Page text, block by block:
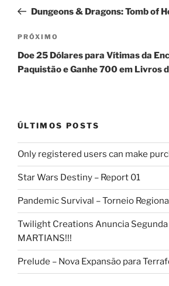
Post
anterior
Dungeons & Dragons: Tomb of
Próximo
post
PRÓXIMO
Doe 25 Dólares para Vítimas da
Paquistão e Ganhe 700 em Livros
ÚLTIMOS POSTS
Only registered users can make
Star Wars Destiny – Report 01
Pandemic Survival – Torneio Regional
Twilight Creations Anuncia Segunda
MARTIANS!!!
Prelude – Nova Expansão para